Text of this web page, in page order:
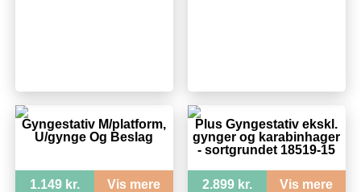
Gyngestativ M/platform,
U/gynge Og Beslag
1.149 kr. Vis mere
Plus Gyngestativ ekskl.
gynger og karabinhager
- sortgrundet 18519-15
2.899 kr. Vis mere